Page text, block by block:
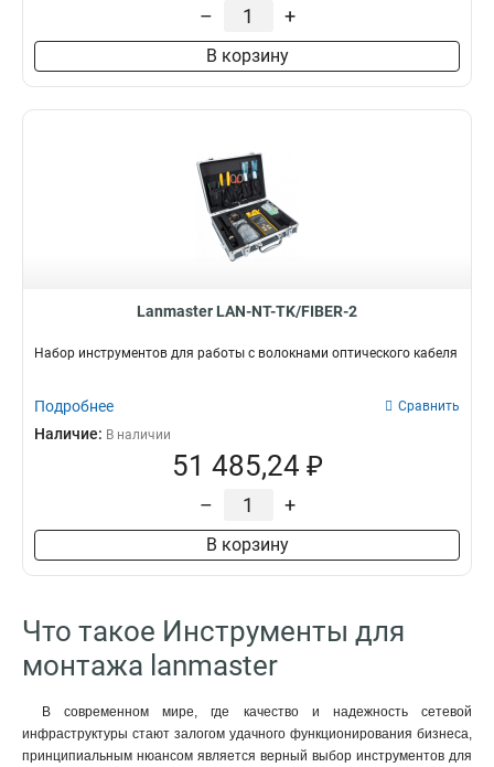
– +
В корзину
Lanmaster LAN-NT-TK/FIBER-2
Набор инструментов для работы с волокнами оптического кабеля
Подробнее Сравнить
Наличие: В наличии
51 485,24 ₽
– +
В корзину
Что такое Инструменты для
монтажа lanmaster
В современном мире, где качество и надежность сетевой
инфраструктуры стают залогом удачного функционирования бизнеса,
принципиальным нюансом является верный выбор инструментов для